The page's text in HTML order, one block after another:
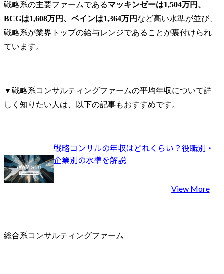
戦略系の主要ファームであるマッキンゼーは1,504万円、
BCGは1,608万円、ベインは1,364万円 など高い水準が並び、
戦略系が業界トップの給与レンジであることが裏付けられ
ています。
▼戦略系コンサルティングファームの平均年収について詳
しく知りたい人は、以下の記事もおすすめです。
戦略コンサルの年収はどれくらい？役職別・
企業別の水準を解説
View More
総合系コンサルティングファーム